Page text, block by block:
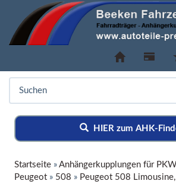
HIER zum AHK-
Startseite » Anhängerkupplungen für
Peugeot » 508 » Peugeot 508